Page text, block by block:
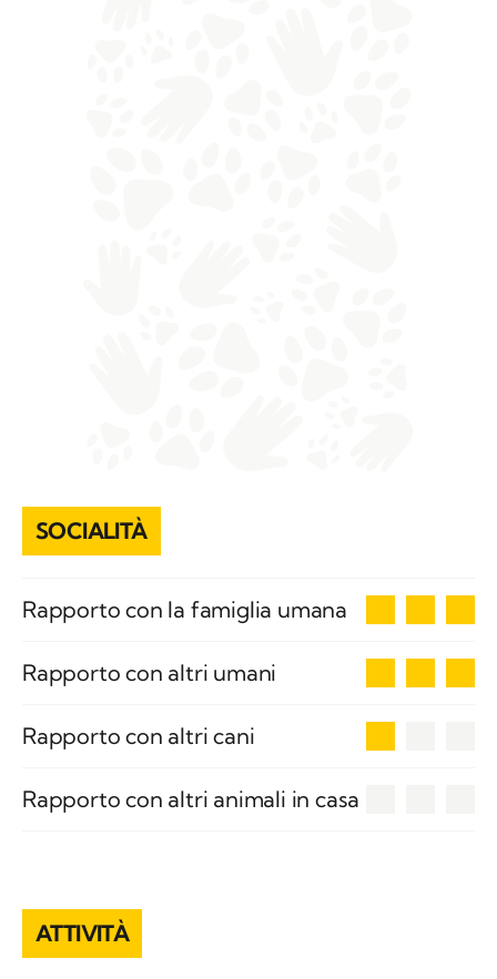
SOCIALITÀ
Rapporto con la famiglia umana
Rapporto con altri umani
Rapporto con altri cani
Rapporto con altri animali in casa
ATTIVITÀ